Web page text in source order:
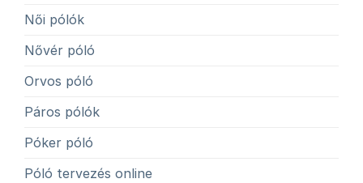
Női pólók
Nővér póló
Orvos póló
Páros pólók
Póker póló
Póló tervezés online